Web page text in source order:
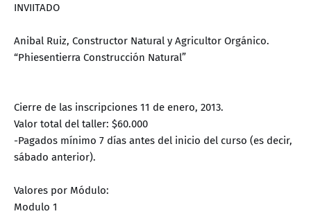
INVIITADO
Anibal Ruiz, Constructor Natural y Agricultor Orgánico.
“Phiesentierra Construcción Natural”
Cierre de las inscripciones 11 de enero, 2013.
Valor total del taller: $60.000
-Pagados mínimo 7 días antes del inicio del curso (es decir,
sábado anterior).
Valores por Módulo:
Modulo 1